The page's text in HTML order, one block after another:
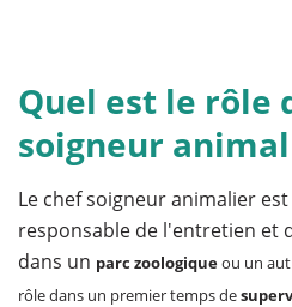
Quel est le rôle
soigneur
Le chef soigneur animalier
responsable de l'entretien et
dans un parc zoologiqueou un
rôle dans un premier temps de